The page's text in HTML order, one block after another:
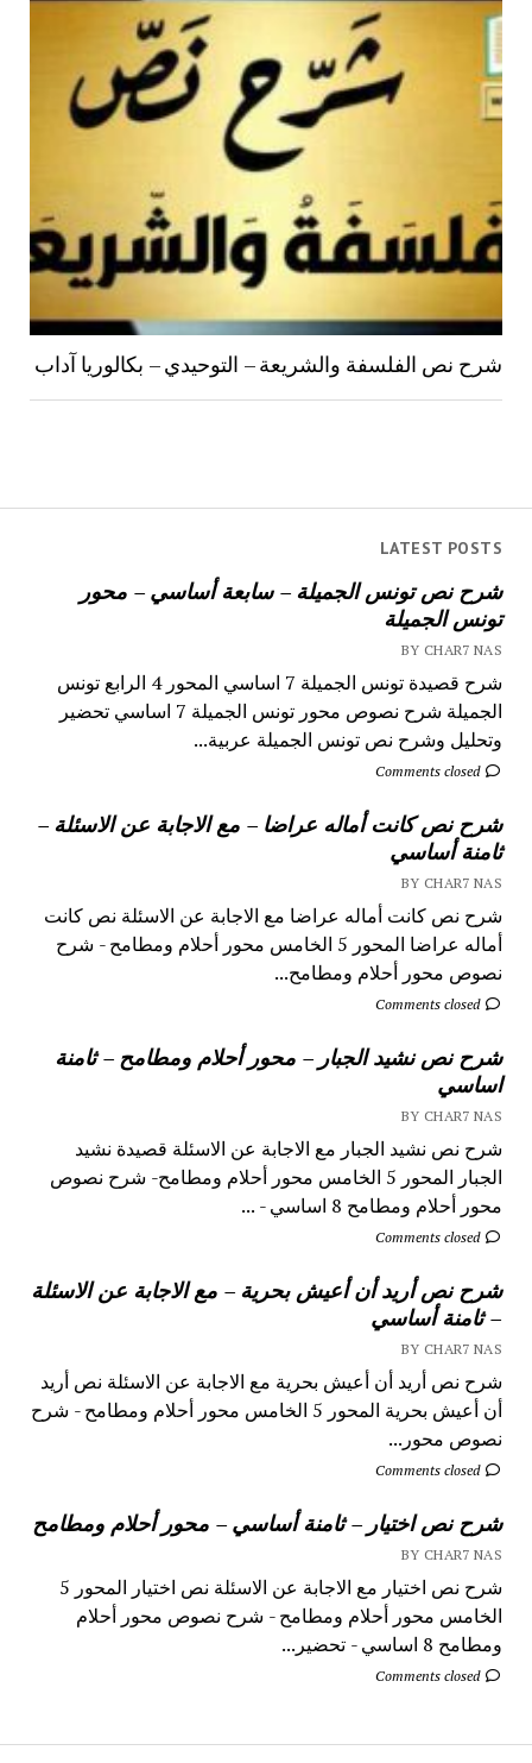
LATEST POSTS
شرح نص تونس الجميلة – سابعة أساسي – محور
تونس الجميلة
BY CHAR7 NAS
شرح قصيدة تونس الجميلة 7 اساسي المحور 4 الرابع تونس
الجميلة شرح نصوص محور تونس الجميلة 7 اساسي تحضير
وتحليل وشرح نص تونس الجميلة عربية...
Comments closed
شرح نص كانت أماله عراضا – مع الاجابة عن الاسئلة –
ثامنة أساسي
BY CHAR7 NAS
شرح نص كانت أماله عراضا مع الاجابة عن الاسئلة نص كانت
أماله عراضا المحور 5 الخامس محور أحلام ومطامح - شرح
نصوص محور أحلام ومطامح...
Comments closed
شرح نص نشيد الجبار – محور أحلام ومطامح – ثامنة
اساسي
BY CHAR7 NAS
شرح نص نشيد الجبار مع الاجابة عن الاسئلة قصيدة نشيد
الجبار المحور 5 الخامس محور أحلام ومطامح- شرح نصوص
محور أحلام ومطامح 8 اساسي - ...
Comments closed
شرح نص أريد أن أعيش بحرية – مع الاجابة عن الاسئلة
– ثامنة أساسي
BY CHAR7 NAS
شرح نص أريد أن أعيش بحرية مع الاجابة عن الاسئلة نص أريد
أن أعيش بحرية المحور 5 الخامس محور أحلام ومطامح - شرح
نصوص محور...
Comments closed
شرح نص اختيار – ثامنة أساسي – محور أحلام ومطامح
BY CHAR7 NAS
شرح نص اختيار مع الاجابة عن الاسئلة نص اختيار المحور 5
الخامس محور أحلام ومطامح - شرح نصوص محور أحلام
ومطامح 8 اساسي - تحضير...
Comments closed
شرح نص الفلسفة والشريعة – التوحيدي – بكالوريا آداب